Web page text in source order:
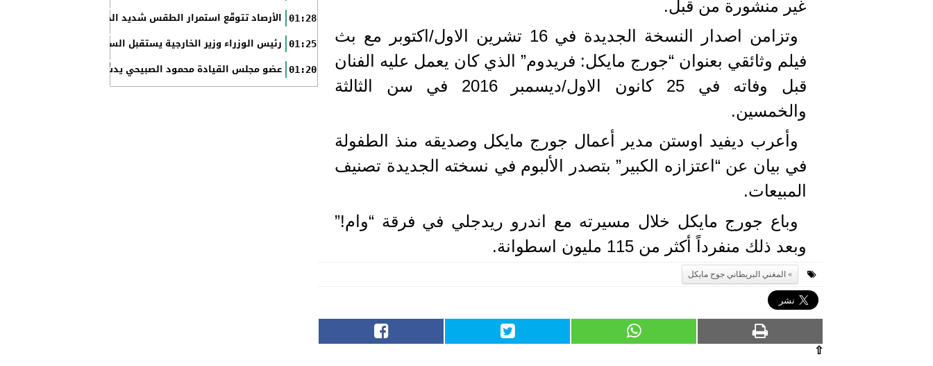
غير منشورة من قبل.
وتزامن اصدار النسخة الجديدة في 16 تشرين الاول/اكتوبر مع بث
فيلم وثائقي بعنوان “جورج مايكل: فريدوم” الذي كان يعمل عليه الفنان
قبل وفاته في 25 كانون الاول/ديسمبر 2016 في سن الثالثة
والخمسين.
وأعرب ديفيد اوستن مدير أعمال جورج مايكل وصديقه منذ الطفولة
في بيان عن “اعتزازه الكبير” بتصدر الألبوم في نسخته الجديدة تصنيف
المبيعات.
وباع جورج مايكل خلال مسيرته مع اندرو ريدجلي في فرقة “وام!”
وبعد ذلك منفرداً أكثر من 115 مليون اسطوانة.
المغني البريطاني جوج مايكل
⇧
01:28 الأرصاد تتوقّع استمرار الطقس شديد الحرارة بالسواحل والصحاري
01:25 رئيس الوزراء وزير الخارجية يستقبل السفير الأمريكي
01:20 عضو مجلس القيادة محمود الصبيحي يدشّن اختبارات الثانوية